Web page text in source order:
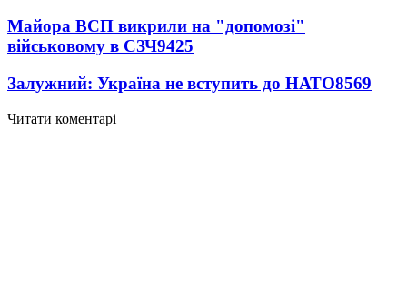
Майора ВСП викрили на "допомозі"
військовому в СЗЧ9425
Залужний: Україна не вступить до НАТО8569
Читати коментарі